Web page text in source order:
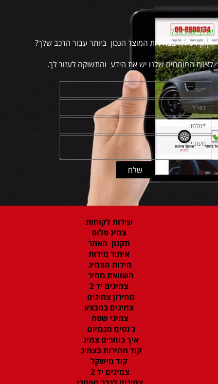
יש לך שאלות?
זקוק לעזרה בבחירות המוצר הנכון ביותר עבור הרכב שלך?
לצוות המומחים שלנו יש את הידע והתשוקה לעזור לך.
שירות לקוחות
צמיג פלוס
תקנון האתר
איתור מידות
מידות הצמיג
השוואת מחיר
צמיגים יד 2
מחירון צמיגים
צמיגים במבצע
צמיגי שטח
ג'נטים מגנזיום
איך בוחרים צמיג
קוד מהירות בצמיג
קוד מישקל
צמיגים יד 2